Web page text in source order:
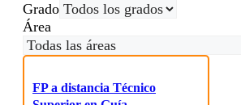
Grado
Área
FP a distancia Técnico